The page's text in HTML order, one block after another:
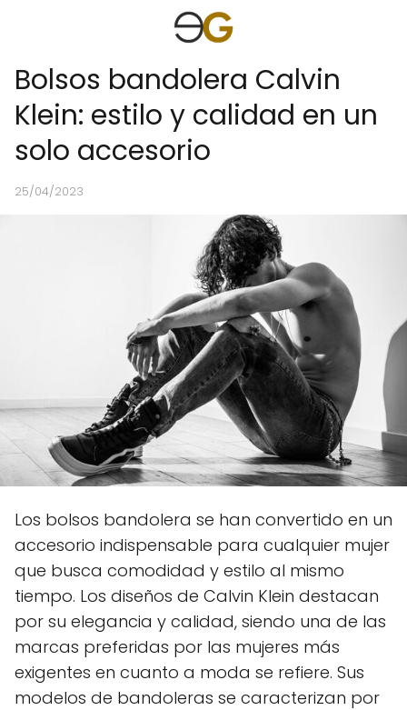
Bolsos bandolera Calvin
Klein: estilo y calidad en un
solo accesorio
25/04/2023
Los bolsos bandolera se han convertido en un
accesorio indispensable para cualquier mujer
que busca comodidad y estilo al mismo
tiempo. Los diseños de Calvin Klein destacan
por su elegancia y calidad, siendo una de las
marcas preferidas por las mujeres más
exigentes en cuanto a moda se refiere. Sus
modelos de bandoleras se caracterizan por